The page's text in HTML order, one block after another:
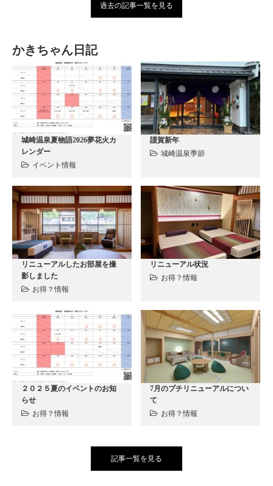
過去の記事一覧を見る
かきちゃん日記
城崎温泉夏物語2026夢花火カ
レンダー
イベント情報
謹賀新年
城崎温泉季節
リニューアルしたお部屋を撮
影しました
お得？情報
リニューアル状況
お得？情報
２０２５夏のイベントのお知
らせ
お得？情報
7月のプチリニューアルについ
て
お得？情報
記事一覧を見る